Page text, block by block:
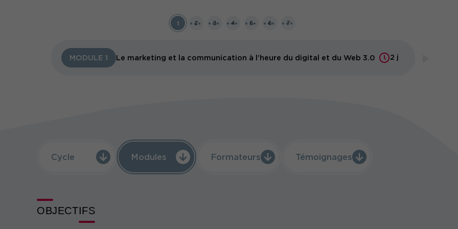
langage et les métiers d'experts plus spécialisés, adopter une méthodologie et bâtir une feuille de
route pour déployer votre stratégie de marketing et communication sur les canaux digitaux, dans
À travers cette formation certifiante en marketing digital, nous souhaitons vous apporter :
- toute la matière nécessaire à la bonne maîtrise des leviers et techniques du marketing digital
PS : Possibilité de suivre les modules en présentiel à Paris ou à distance (à valider avec votre
conseillère clientèle en amont)
MODULE 1 Le marketing et la communication à l’heure du digital et du Web 3.0 2 j
1 2 3 4 5 6 7
Cycle Modules Formateurs Témoignages
OBJECTIFS